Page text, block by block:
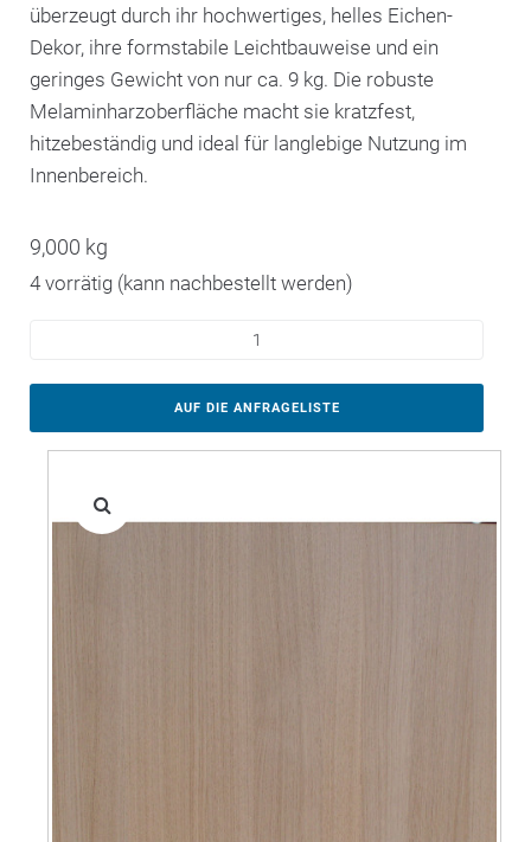
überzeugt durch ihr hochwertiges, helles Eichen-
Dekor, ihre formstabile Leichtbauweise und ein
geringes Gewicht von nur ca. 9 kg. Die robuste
Melaminharzoberfläche macht sie kratzfest,
hitzebeständig und ideal für langlebige Nutzung im
Innenbereich.
9,000 kg
4 vorrätig (kann nachbestellt werden)
AUF DIE ANFRAGELISTE